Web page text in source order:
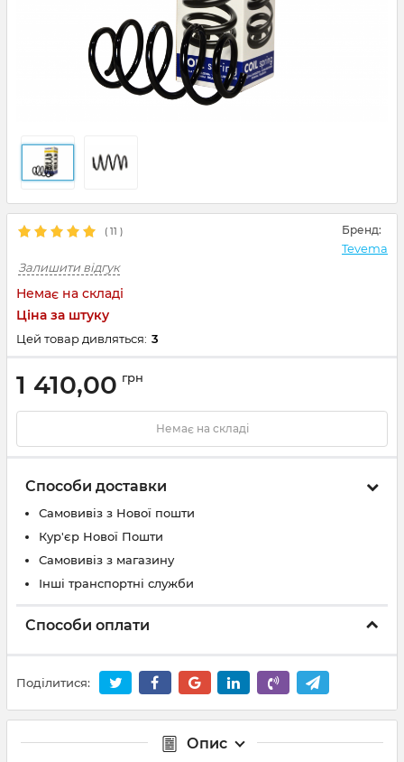
( 11 ) Бренд:
Tevema
Залишити відгук
Немає на складі
Ціна за штуку
Цей товар дивляться: 3
1 410,00 грн
Немає на складі
Способи доставки
Самовивіз з Нової пошти
Кур'єр Нової Пошти
Самовивіз з магазину
Інші транспортні служби
Способи оплати
Поділитися:
Опис